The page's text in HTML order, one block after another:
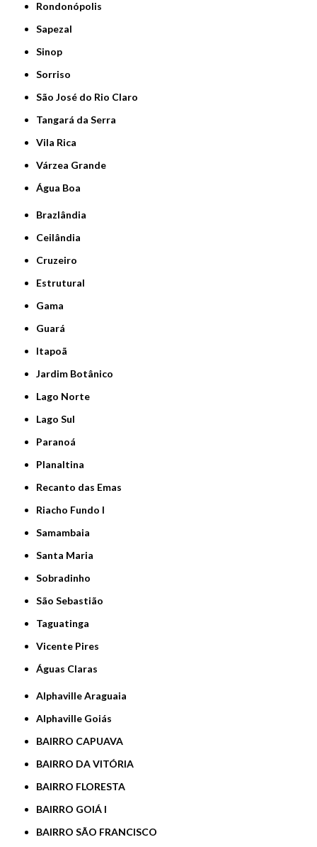
Rondonópolis
Sapezal
Sinop
Sorriso
São José do Rio Claro
Tangará da Serra
Vila Rica
Várzea Grande
Água Boa
Brazlândia
Ceilândia
Cruzeiro
Estrutural
Gama
Guará
Itapoã
Jardim Botânico
Lago Norte
Lago Sul
Paranoá
Planaltina
Recanto das Emas
Riacho Fundo I
Samambaia
Santa Maria
Sobradinho
São Sebastião
Taguatinga
Vicente Pires
Águas Claras
Alphaville Araguaia
Alphaville Goiás
BAIRRO CAPUAVA
BAIRRO DA VITÓRIA
BAIRRO FLORESTA
BAIRRO GOIÁ I
BAIRRO SÃO FRANCISCO